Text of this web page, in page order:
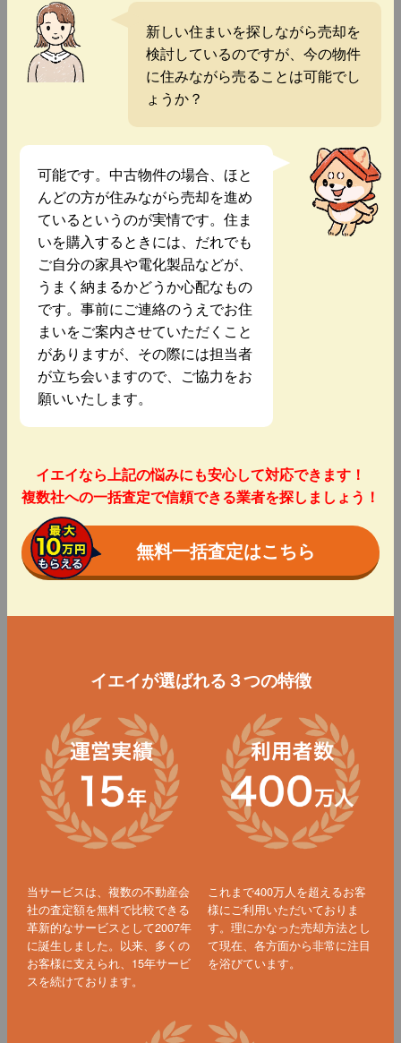
新しい住まいを探しながら売却を
検討しているのですが、今の物件
に住みながら売ることは可能でし
ょうか？
可能です。中古物件の場合、ほと
んどの方が住みながら売却を進め
ているというのが実情です。住ま
いを購入するときには、だれでも
ご自分の家具や電化製品などが、
うまく納まるかどうか心配なもの
です。事前にご連絡のうえでお住
まいをご案内させていただくこと
がありますが、その際には担当者
が立ち会いますので、ご協力をお
願いいたします。
イエイなら上記の悩みにも安心して対応できます！
複数社への一括査定で信頼できる業者を探しましょう！
無料一括査定はこちら
イエイが選ばれる３つの特徴
当サービスは、複数の不動産会
社の査定額を無料で比較できる
革新的なサービスとして2007年
に誕生しました。以来、多くの
お客様に支えられ、15年サービ
スを続けております。
これまで400万人を超えるお客
様にご利用いただいておりま
す。理にかなった売却方法とし
て現在、各方面から非常に注目
を浴びています。